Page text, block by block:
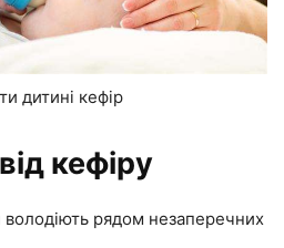
дитині кефір
кефіру
рядом незаперечних